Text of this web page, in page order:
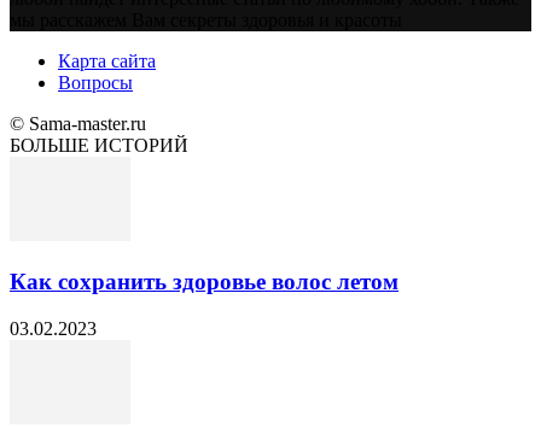
Карта сайта
Вопросы
© Sama-master.ru
БОЛЬШЕ ИСТОРИЙ
Как сохранить здоровье волос летом
03.02.2023